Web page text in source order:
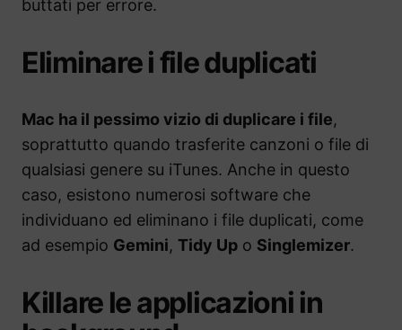
buttati per errore.
Eliminare i file duplicati
Mac ha il pessimo vizio di duplicare i file,
soprattutto quando trasferite canzoni o file di
qualsiasi genere su iTunes. Anche in questo
caso, esistono numerosi software che
individuano ed eliminano i file duplicati, come
ad esempio Gemini, Tidy Up o Singlemizer.
Killare le applicazioni in